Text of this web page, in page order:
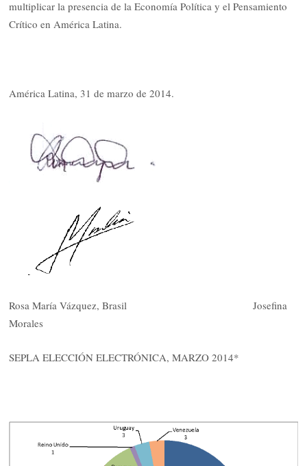
multiplicar la presencia de la Economía Política y el Pensamiento
Crítico en América Latina.
América Latina, 31 de marzo de 2014.
Rosa María Vázquez, Brasil Josefina
Morales
SEPLA ELECCIÓN ELECTRÓNICA, MARZO 2014*